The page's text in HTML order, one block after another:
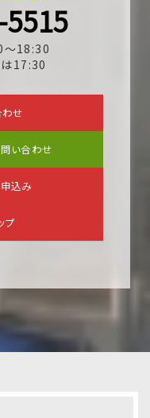
～18:30
17:30
せ
い合わせ
込み
プ